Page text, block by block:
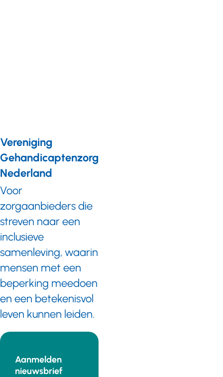
Vereniging
Gehandicaptenzorg
Nederland
Voor
zorgaanbieders die
streven naar een
inclusieve
samenleving, waarin
mensen met een
beperking meedoen
en een betekenisvol
leven kunnen leiden.
Aanmelden
nieuwsbrief